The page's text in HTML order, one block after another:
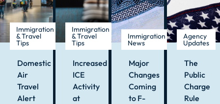
Immigration
& Travel
Tips
Domestic
Air
Travel
Alert
Immigration
& Travel
Tips
Increased
ICE
Activity
at
Immigration
News
Major
Changes
Coming
to F-
Agency
Updates
The
Public
Charge
Rule